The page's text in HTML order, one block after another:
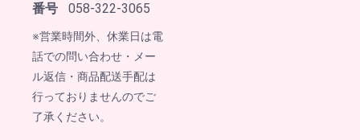
番号
058-322-3065
※営業時間外、休業日は電
話での問い合わせ・メー
ル返信・商品配送手配は
行っておりませんのでご
了承ください。